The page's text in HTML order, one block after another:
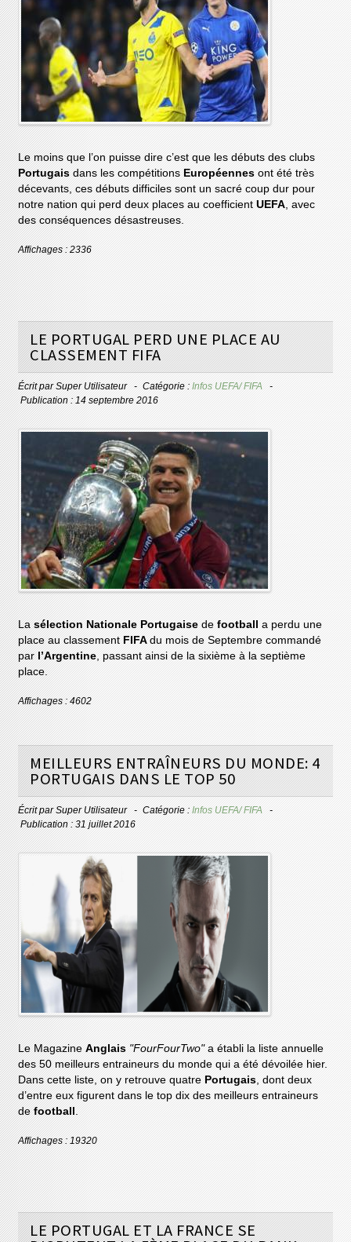
Le moins que l’on puisse dire c’est que les débuts des clubs
Portugaisdans les compétitions Européennesont été très
décevants, ces débuts difficiles sont un sacré coup dur pour
notre nation qui perd deux places au coefficientUEFA, avec
des conséquences désastreuses.
Affichages : 2336
LE PORTUGAL PERD UNE PLACE AU
CLASSEMENT FIFA
Écrit parSuper Utilisateur Catégorie :Infos UEFA/ FIFA
Publication : 14 septembre 2016
Lasélection Nationale Portugaise defootballa perdu une
place au classement FIFAdu mois de Septembre commandé
parl’Argentine, passant ainsi de la sixième à la septième
place.
Affichages : 4602
MEILLEURS ENTRAÎNEURS DU MONDE: 4
PORTUGAIS DANS LE TOP 50
Écrit parSuper Utilisateur Catégorie :Infos UEFA/ FIFA
Publication : 31 juillet 2016
Le MagazineAnglais "FourFourTwo"a établi la liste annuelle
des 50 meilleurs entraineurs du monde qui a été dévoilée hier.
Dans cette liste, on y retrouve quatre Portugais, dont deux
d’entre eux figurent dans le top dix des meilleurs entraineurs
defootball .
Affichages : 19320
LE PORTUGAL ET LA FRANCE SE